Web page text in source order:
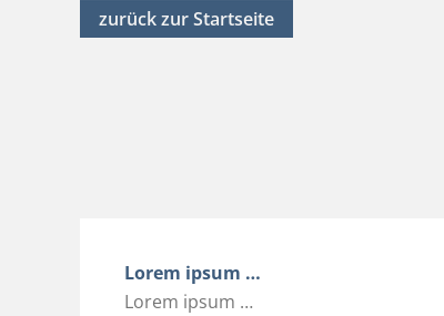
zurück zur Startseite
Lorem ipsum …
Lorem ipsum …